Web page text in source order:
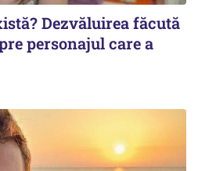
Dezvăluirea făcută
personajul care a